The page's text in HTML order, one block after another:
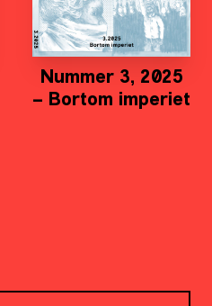
Nummer 3, 2025
– Bortom imperiet